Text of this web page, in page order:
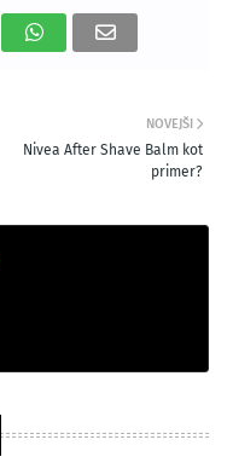
NOVEJŠI
Nivea After Shave Balm kot
primer?